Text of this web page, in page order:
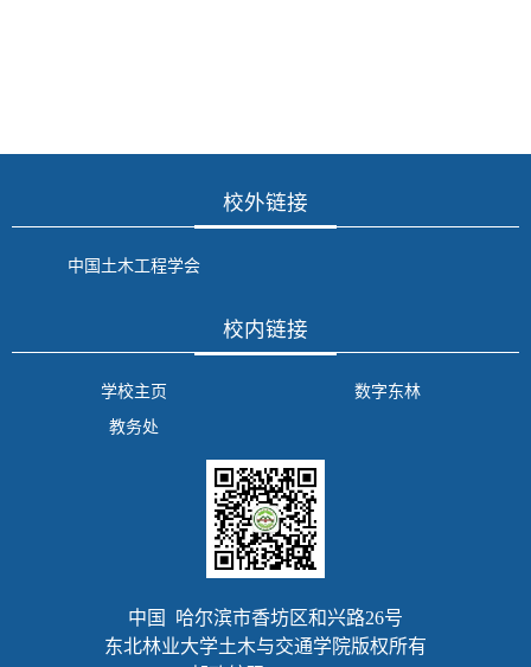
校外链接
中国土木工程学会
校内链接
学校主页
数字东林
教务处
中国 哈尔滨市香坊区和兴路26号
东北林业大学土木与交通学院版权所有